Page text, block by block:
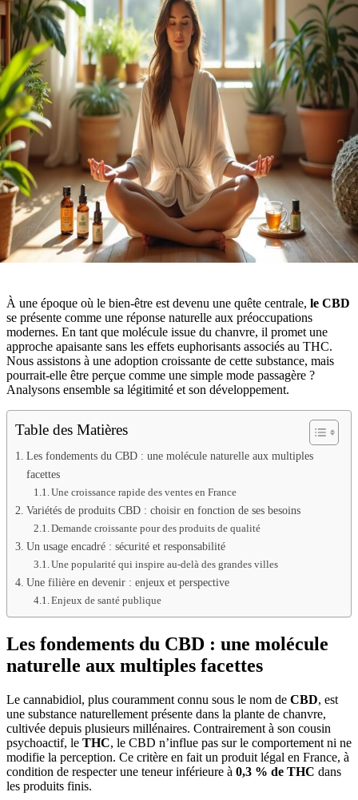
À une époque où le bien-être est devenu une quête centrale, le CBD
se présente comme une réponse naturelle aux préoccupations
modernes. En tant que molécule issue du chanvre, il promet une
approche apaisante sans les effets euphorisants associés au THC.
Nous assistons à une adoption croissante de cette substance, mais
pourrait-elle être perçue comme une simple mode passagère ?
Analysons ensemble sa légitimité et son développement.
Table des Matières
Les fondements du CBD : une molécule naturelle aux multiples
facettes
Une croissance rapide des ventes en France
Variétés de produits CBD : choisir en fonction de ses besoins
Demande croissante pour des produits de qualité
Un usage encadré : sécurité et responsabilité
Une popularité qui inspire au-delà des grandes villes
Une filière en devenir : enjeux et perspective
Enjeux de santé publique
Les fondements du CBD : une molécule
naturelle aux multiples facettes
Le cannabidiol, plus couramment connu sous le nom de CBD, est
une substance naturellement présente dans la plante de chanvre,
cultivée depuis plusieurs millénaires. Contrairement à son cousin
psychoactif, le THC, le CBD n’influe pas sur le comportement ni ne
modifie la perception. Ce critère en fait un produit légal en France, à
condition de respecter une teneur inférieure à 0,3 % de THC dans
les produits finis.